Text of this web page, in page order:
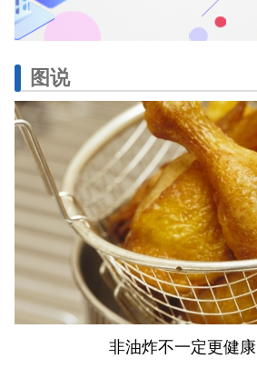
图说
非油炸不一定更健康